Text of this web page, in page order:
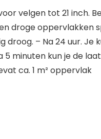
velgen tot 21 inch.
droge oppervlakken
droog. – Na 24 uur.
5 minuten kun je de
ca. 1 m² oppervlak